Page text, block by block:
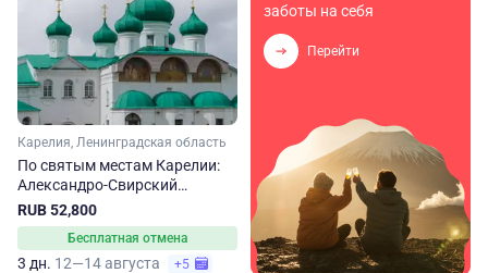
Карелия, Ленинградская область
По святым местам Карелии:
Александро-Свирский
монастырь, Валаам и Кижи
RUB 52,800
Бесплатная отмена
3 дн. 12—14 августа +5
заботы на себя
Перейти